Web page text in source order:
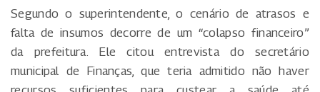
Segundo o superintendente, o cenário de atrasos e
falta de insumos decorre de um “colapso financeiro”
da prefeitura. Ele citou entrevista do secretário
municipal de Finanças, que teria admitido não haver